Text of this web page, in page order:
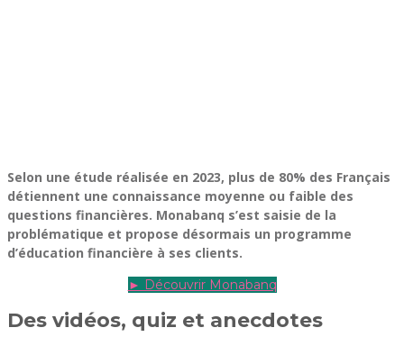
Selon une étude réalisée en 2023, plus de 80% des Français
détiennent une connaissance moyenne ou faible des
questions financières. Monabanq s’est saisie de la
problématique et propose désormais un programme
d’éducation financière à ses clients.
► Découvrir Monabanq
Des vidéos, quiz et anecdotes